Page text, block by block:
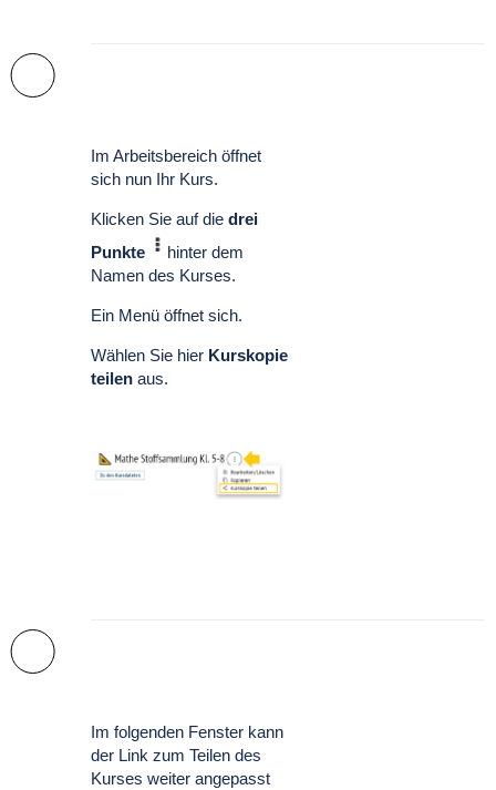
Im Arbeitsbereich öffnet
sich nun Ihr Kurs.
Klicken Sie auf die drei
Punkte
hinter dem
Namen des Kurses.
Ein Menü öffnet sich.
Wählen Sie hier Kurskopie
teilenaus.
Im folgenden Fenster kann
der Link zum Teilen des
Kurses weiter angepasst